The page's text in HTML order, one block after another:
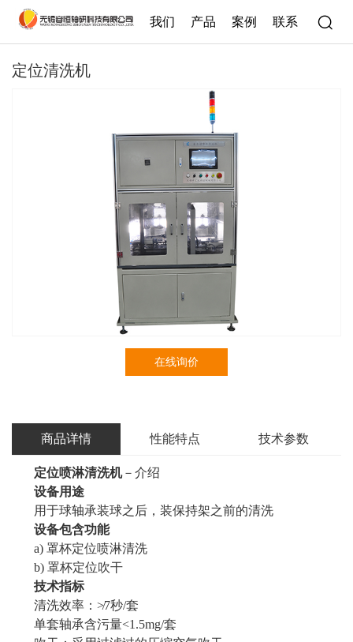
我们 产品 案例 联系
定位清洗机
在线询价
商品详情 性能特点 技术参数
定位喷淋清洗机－介绍
设备用途
用于球轴承装球之后，装保持架之前的清洗
设备包含功能
a) 罩杯定位喷淋清洗
b) 罩杯定位吹干
技术指标
清洗效率：≯7秒/套
单套轴承含污量<1.5mg/套